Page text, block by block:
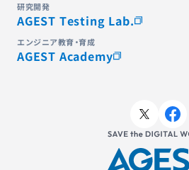
研究開発
AGEST Testing Lab.
エンジニア教育・育成
AGEST Academy